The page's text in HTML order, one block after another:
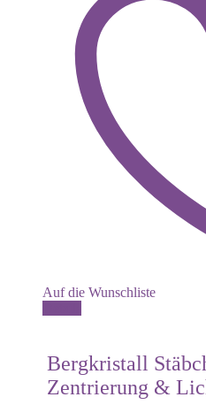
Auf die Wunschliste
Bergkristall
Zentrierung &